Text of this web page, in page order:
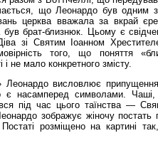
що Леонардо був одним
церква вважала за вкрай
брат-близнюк. Цьому є
зі Святим Іоанном
того, що поняття
і не мало конкретного змісту.
Леонардо висловлює
насамперед символами.
під час цього таїнства —
зображує жіночу
розміщено на картині